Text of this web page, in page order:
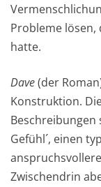
Probleme lösen,
hatte.
Dave(der
Konstruktion.
Gefühl´, einen
Zwischendrin